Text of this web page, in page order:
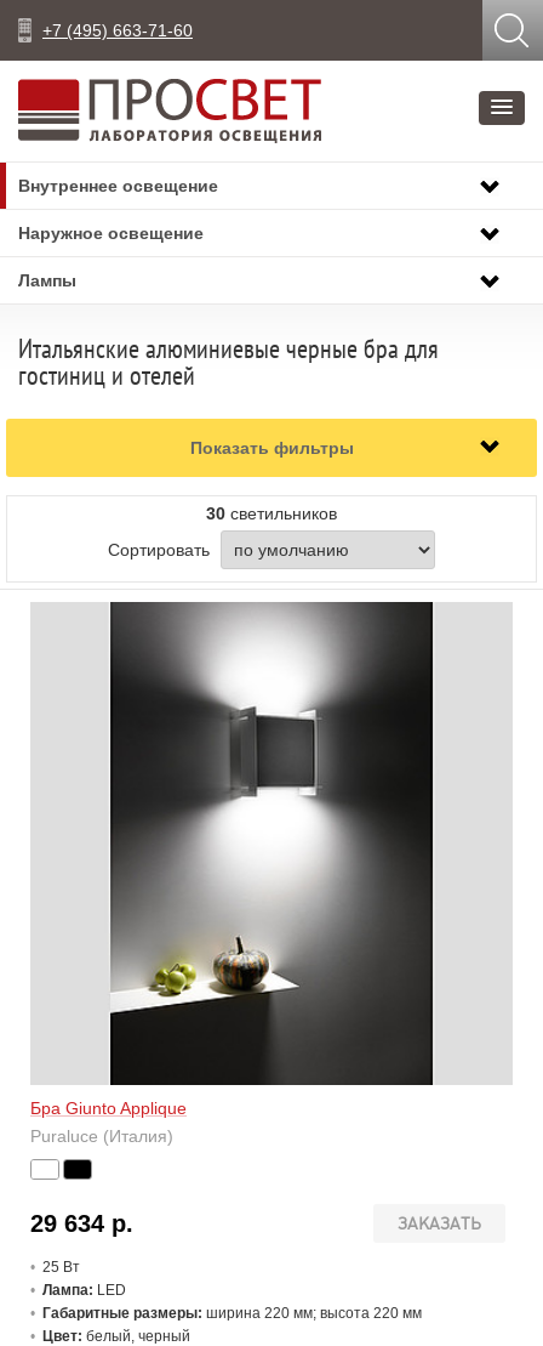
+7 (495) 663-71-60
Внутреннее освещение
Наружное освещение
Лампы
Итальянские алюминиевые черные бра для
гостиниц и отелей
Показать фильтры
30 светильников
Сортировать
Бра Giunto Applique
Puraluce (Италия)
ЗАКАЗАТЬ
29 634 р.
25 Вт
Лампа: LED
Габаритные размеры: ширина 220 мм; высота 220 мм
Цвет: белый, черный